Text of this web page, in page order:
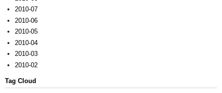
2010-07
2010-06
2010-05
2010-04
2010-03
2010-02
Tag Cloud